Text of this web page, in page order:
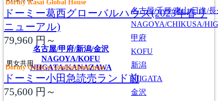
名古屋/甲府/新潟/金沢
NAGOYA/KOFU
NIIGATA/KANAZAWA
名古屋/千種/東山/日進/
NAGOYA/CHIKUSA/
甲府
KOFU
新潟
NIIGATA
金沢
Dormy Kasai Global House
ドーミー葛西グローバルハウス(2023年春リ
ニューアル)
79,960 円～
男女共用
Dormy Odakyu yomiuriland-mae
ドーミー小田急読売ランド前
75,600 円～